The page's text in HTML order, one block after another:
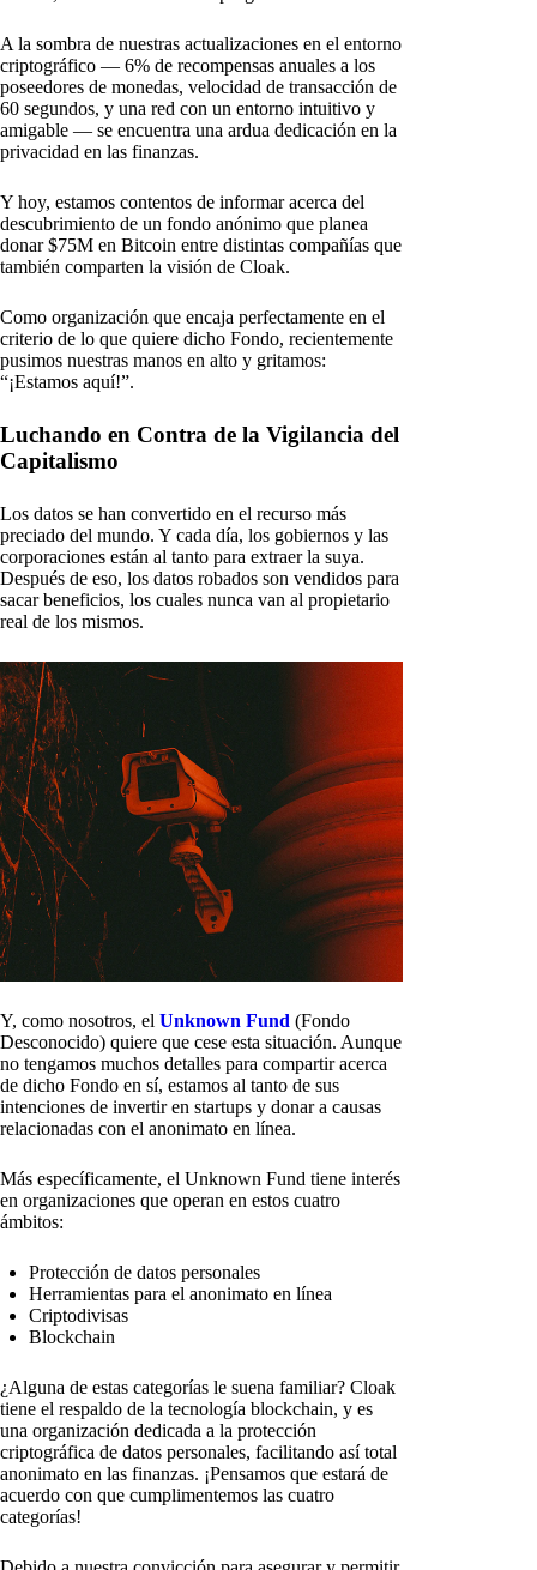
A la sombra de nuestras actualizaciones en el entorno
criptográfico — 6% de recompensas anuales a los
poseedores de monedas, velocidad de transacción de
60 segundos, y una red con un entorno intuitivo y
amigable — se encuentra una ardua dedicación en la
privacidad en las finanzas.
Y hoy, estamos contentos de informar acerca del
descubrimiento de un fondo anónimo que planea
donar $75M en Bitcoin entre distintas compañías que
también comparten la visión de Cloak.
Como organización que encaja perfectamente en el
criterio de lo que quiere dicho Fondo, recientemente
pusimos nuestras manos en alto y gritamos:
“¡Estamos aquí!”.
Luchando en Contra de la Vigilancia del
Capitalismo
Los datos se han convertido en el recurso más
preciado del mundo. Y cada día, los gobiernos y las
corporaciones están al tanto para extraer la suya.
Después de eso, los datos robados son vendidos para
sacar beneficios, los cuales nunca van al propietario
real de los mismos.
Y, como nosotros, el Unknown Fund (Fondo
Desconocido) quiere que cese esta situación. Aunque
no tengamos muchos detalles para compartir acerca
de dicho Fondo en sí, estamos al tanto de sus
intenciones de invertir en startups y donar a causas
relacionadas con el anonimato en línea.
Más específicamente, el Unknown Fund tiene interés
en organizaciones que operan en estos cuatro
ámbitos:
Protección de datos personales
Herramientas para el anonimato en línea
Criptodivisas
Blockchain
¿Alguna de estas categorías le suena familiar? Cloak
tiene el respaldo de la tecnología blockchain, y es
una organización dedicada a la protección
criptográfica de datos personales, facilitando así total
anonimato en las finanzas. ¡Pensamos que estará de
acuerdo con que cumplimentemos las cuatro
categorías!